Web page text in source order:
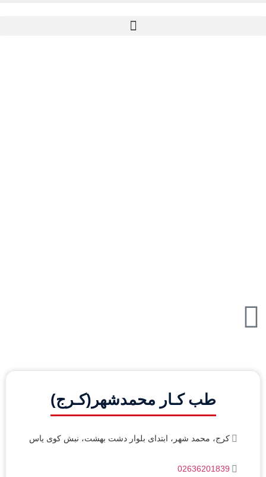
طب کـار محمدشهر(کـرج)
کرج، محمد شهر، ابتدای بلوار دشت بهشت، نبش کوی یاس
02636201839